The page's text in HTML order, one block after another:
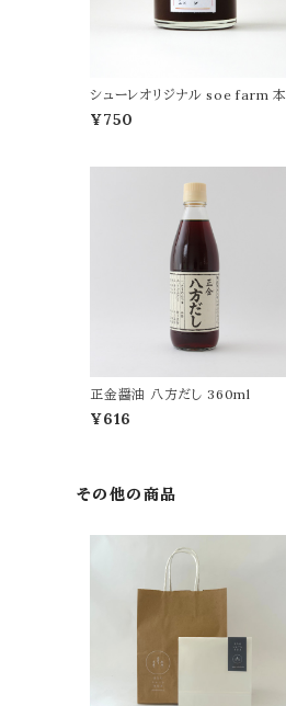
シューレオリジナル soe farm 本
鷹コチュジャン
¥750
正金醤油 八方だし 360ml
¥616
その他の商品